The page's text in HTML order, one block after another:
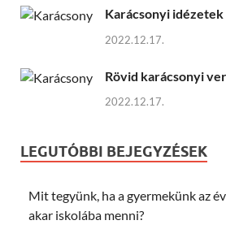
Karácsonyi idézetek
2022.12.17.
Rövid karácsonyi
2022.12.17.
LEGUTÓBBI BEJEGYZÉSEK
Mit tegyünk, ha a gyermekünk az
akar iskolába menni?